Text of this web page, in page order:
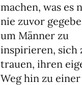
machen, was es
nie zuvor
um Männer zu
inspirieren, sich
trauen, ihren
Weg hin zu einer